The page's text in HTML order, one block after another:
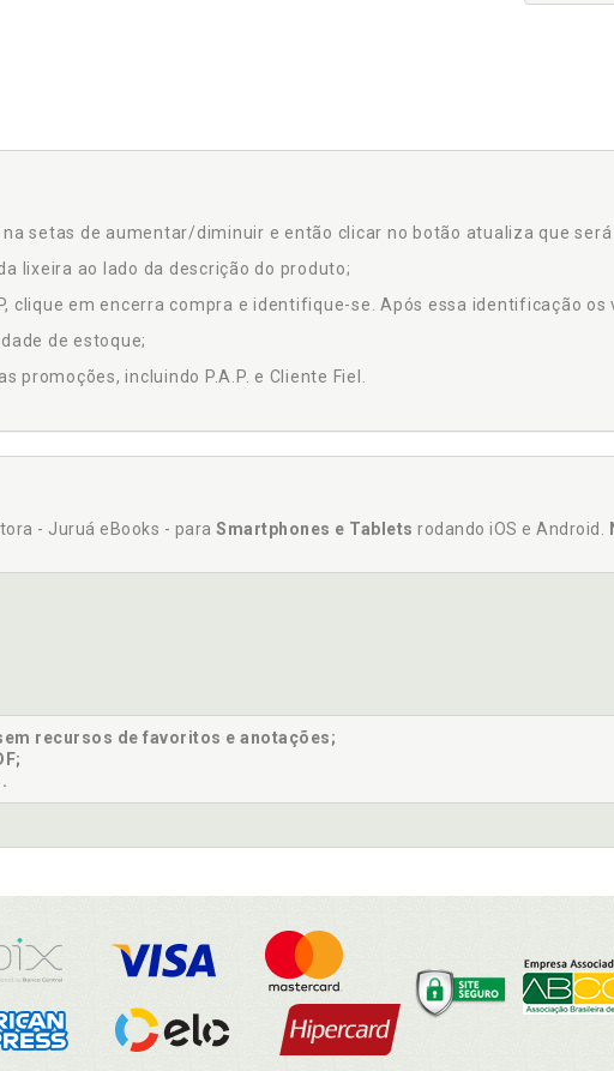
setas de aumentar/diminuir e então clicar no botão atualiza que
lixeira ao lado da descrição do produto;
clique em encerra compra e identifique-se. Após essa identificação os
de estoque;
incluindo P.A.P. e Cliente Fiel.
- Juruá eBooks - para Smartphones e Tablets rodando iOS e Android.
recursos de favoritos e anotações;